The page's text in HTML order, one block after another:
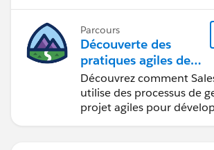
Parcours
Découverte des
pratiques agiles de
Salesforce
Découvrez comment
utilise des processus de
projet agiles pour